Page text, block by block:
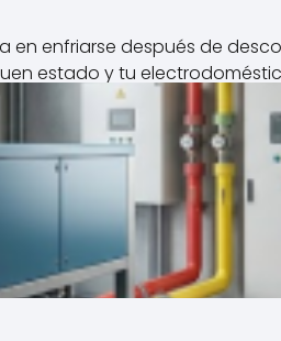
enfriarse después de
estado y tu